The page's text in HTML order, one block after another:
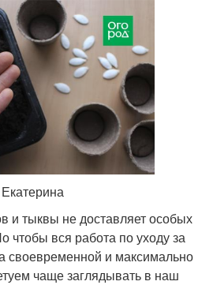
и тыквы не доставляет особых
чтобы вся работа по уходу за
своевременной и максимально
чаще заглядывать в наш